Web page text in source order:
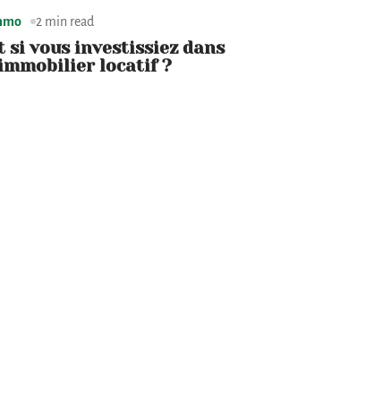
2 min read
si vous investissiez dans
locatif ?